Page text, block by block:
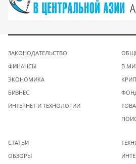
ЗАКОНОДАТЕЛЬСТВО
ФИНАНСЫ
ЭКОНОМИКА
БИЗНЕС
ИНТЕРНЕТ И ТЕХНОЛОГИИ
В
СТАТЬИ
ОБЗОРЫ